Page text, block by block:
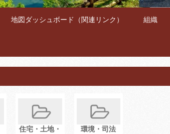
地図ダッシュボード（関連リンク） 組織
住宅・土地・
環境・司法